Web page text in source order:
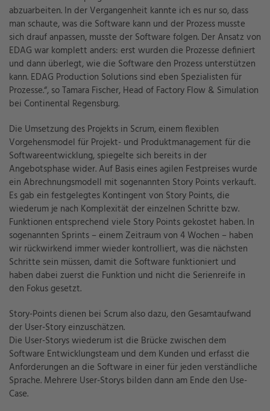
abzuarbeiten. In der Vergangenheit kannte ich es nur so, dass
man schaute, was die Software kann und der Prozess musste
sich drauf anpassen, musste der Software folgen. Der Ansatz von
EDAG war komplett anders: erst wurden die Prozesse definiert
und dann überlegt, wie die Software den Prozess unterstützen
kann. EDAG Production Solutions sind eben Spezialisten für
Prozesse.“, so Tamara Fischer, Head of Factory Flow & Simulation
bei Continental Regensburg.
Die Umsetzung des Projekts in Scrum, einem flexiblen
Vorgehensmodel für Projekt- und Produktmanagement für die
Softwareentwicklung, spiegelte sich bereits in der
Angebotsphase wider. Auf Basis eines agilen Festpreises wurde
ein Abrechnungsmodell mit sogenannten Story Points verkauft.
Es gab ein festgelegtes Kontingent von Story Points, die
wiederum je nach Komplexität der einzelnen Schritte bzw.
Funktionen entsprechend viele Story Points gekostet haben. In
sogenannten Sprints – einem Zeitraum von 4 Wochen – haben
wir rückwirkend immer wieder kontrolliert, was die nächsten
Schritte sein müssen, damit die Software funktioniert und
haben dabei zuerst die Funktion und nicht die Serienreife in
den Fokus gesetzt.
Story-Points dienen bei Scrum also dazu, den Gesamtaufwand
der User-Story einzuschätzen.
Die User-Storys wiederum ist die Brücke zwischen dem
Software Entwicklungsteam und dem Kunden und erfasst die
Anforderungen an die Software in einer für jeden verständliche
Sprache. Mehrere User-Storys bilden dann am Ende den Use-
Case.